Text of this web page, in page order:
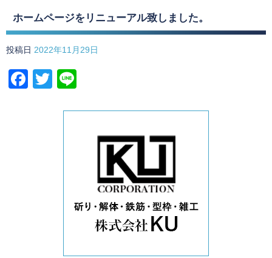
ホームページをリニューアル致しました。
投稿日 2022年11月29日
Facebook
Twitter